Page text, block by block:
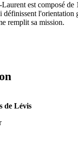
est composé de
définissent l'orientation
remplit sa mission.
de Lévis